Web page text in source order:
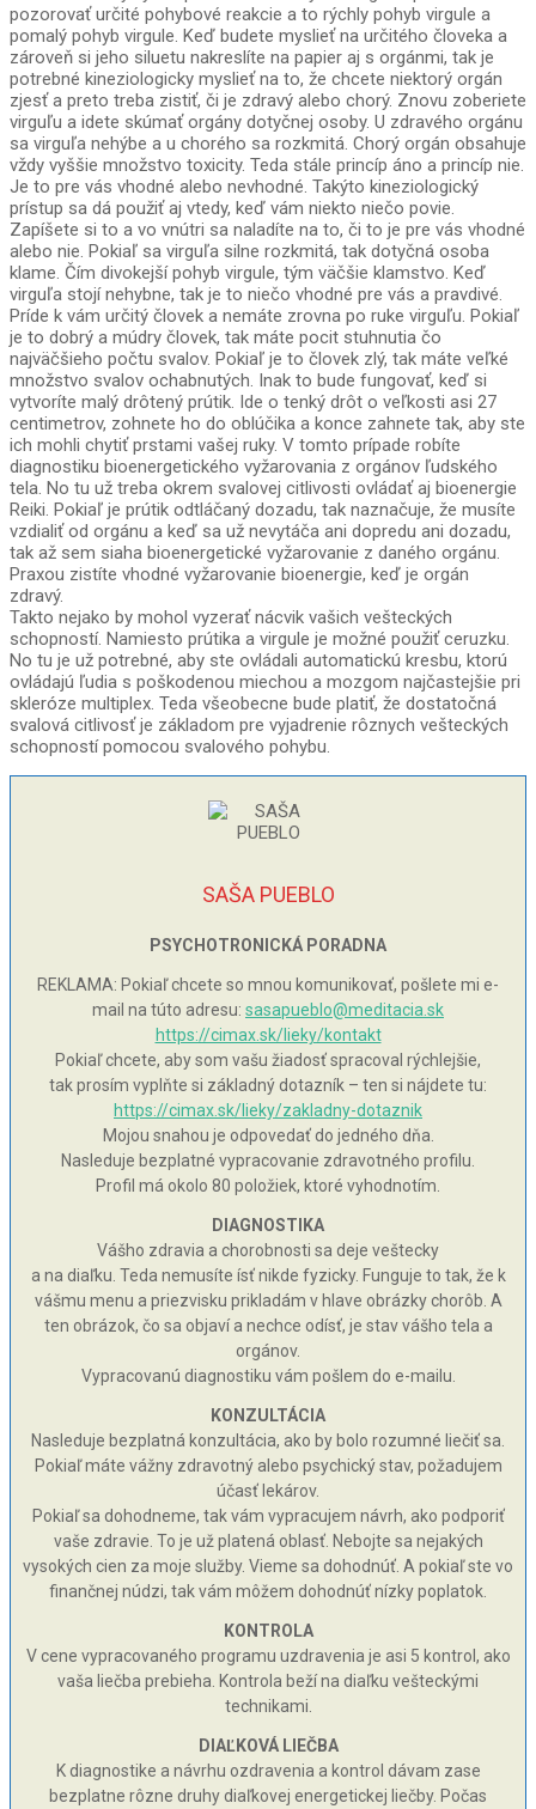
pozorovať určité pohybové reakcie a to rýchly pohyb virgule a
pomalý pohyb virgule. Keď budete myslieť na určitého človeka a
zároveň si jeho siluetu nakreslíte na papier aj s orgánmi, tak je
potrebné kineziologicky myslieť na to, že chcete niektorý orgán
zjesť a preto treba zistiť, či je zdravý alebo chorý. Znovu zoberiete
virguľu a idete skúmať orgány dotyčnej osoby. U zdravého orgánu
sa virguľa nehýbe a u chorého sa rozkmitá. Chorý orgán obsahuje
vždy vyššie množstvo toxicity. Teda stále princíp áno a princíp nie.
Je to pre vás vhodné alebo nevhodné. Takýto kineziologický
prístup sa dá použiť aj vtedy, keď vám niekto niečo povie.
Zapíšete si to a vo vnútri sa naladíte na to, či to je pre vás vhodné
alebo nie. Pokiaľ sa virguľa silne rozkmitá, tak dotyčná osoba
klame. Čím divokejší pohyb virgule, tým väčšie klamstvo. Keď
virguľa stojí nehybne, tak je to niečo vhodné pre vás a pravdivé.
Príde k vám určitý človek a nemáte zrovna po ruke virguľu. Pokiaľ
je to dobrý a múdry človek, tak máte pocit stuhnutia čo
najväčšieho počtu svalov. Pokiaľ je to človek zlý, tak máte veľké
množstvo svalov ochabnutých. Inak to bude fungovať, keď si
vytvoríte malý drôtený prútik. Ide o tenký drôt o veľkosti asi 27
centimetrov, zohnete ho do oblúčika a konce zahnete tak, aby ste
ich mohli chytiť prstami vašej ruky. V tomto prípade robíte
diagnostiku bioenergetického vyžarovania z orgánov ľudského
tela. No tu už treba okrem svalovej citlivosti ovládať aj bioenergie
Reiki. Pokiaľ je prútik odtláčaný dozadu, tak naznačuje, že musíte
vzdialiť od orgánu a keď sa už nevytáča ani dopredu ani dozadu,
tak až sem siaha bioenergetické vyžarovanie z daného orgánu.
Praxou zistíte vhodné vyžarovanie bioenergie, keď je orgán
zdravý.
Takto nejako by mohol vyzerať nácvik vašich vešteckých
schopností. Namiesto prútika a virgule je možné použiť ceruzku.
No tu je už potrebné, aby ste ovládali automatickú kresbu, ktorú
ovládajú ľudia s poškodenou miechou a mozgom najčastejšie pri
skleróze multiplex. Teda všeobecne bude platiť, že dostatočná
svalová citlivosť je základom pre vyjadrenie rôznych vešteckých
schopností pomocou svalového pohybu.
SAŠA PUEBLO
PSYCHOTRONICKÁ PORADNA
REKLAMA: Pokiaľ chcete so mnou komunikovať, pošlete mi e-
mail na túto adresu: sasapueblo@meditacia.sk
https://cimax.sk/lieky/kontakt
Pokiaľ chcete, aby som vašu žiadosť spracoval rýchlejšie,
tak prosím vyplňte si základný dotazník – ten si nájdete tu:
https://cimax.sk/lieky/zakladny-dotaznik
Mojou snahou je odpovedať do jedného dňa.
Nasleduje bezplatné vypracovanie zdravotného profilu.
Profil má okolo 80 položiek, ktoré vyhodnotím.
DIAGNOSTIKA
Vášho zdravia a chorobnosti sa deje veštecky
a na diaľku. Teda nemusíte ísť nikde fyzicky. Funguje to tak, že k
vášmu menu a priezvisku prikladám v hlave obrázky chorôb. A
ten obrázok, čo sa objaví a nechce odísť, je stav vášho tela a
orgánov.
Vypracovanú diagnostiku vám pošlem do e-mailu.
KONZULTÁCIA
Nasleduje bezplatná konzultácia, ako by bolo rozumné liečiť sa.
Pokiaľ máte vážny zdravotný alebo psychický stav, požadujem
účasť lekárov.
Pokiaľ sa dohodneme, tak vám vypracujem návrh, ako podporiť
vaše zdravie. To je už platená oblasť. Nebojte sa nejakých
vysokých cien za moje služby. Vieme sa dohodnúť. A pokiaľ ste vo
finančnej núdzi, tak vám môžem dohodnúť nízky poplatok.
KONTROLA
V cene vypracovaného programu uzdravenia je asi 5 kontrol, ako
vaša liečba prebieha. Kontrola beží na diaľku vešteckými
technikami.
DIAĽKOVÁ LIEČBA
K diagnostike a návrhu ozdravenia a kontrol dávam zase
bezplatne rôzne druhy diaľkovej energetickej liečby. Počas